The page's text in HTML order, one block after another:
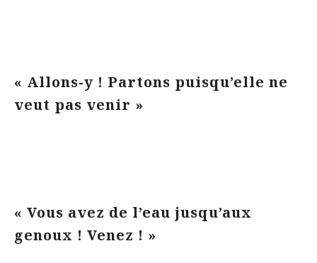
« Allons-y ! Partons puisqu’elle ne
veut pas venir »
« Vous avez de l’eau jusqu’aux
genoux ! Venez ! »